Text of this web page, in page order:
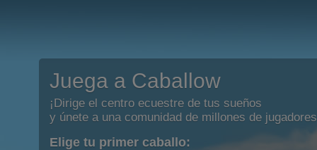
Juega a Caballow
¡Dirige el centro ecuestre de tus sueños
y únete a una comunidad de millones de
Elige tu primer caballo: